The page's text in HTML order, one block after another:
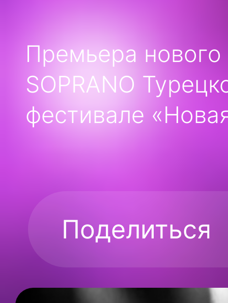
Премьера
SOPRANO
фестивале
Поделиться